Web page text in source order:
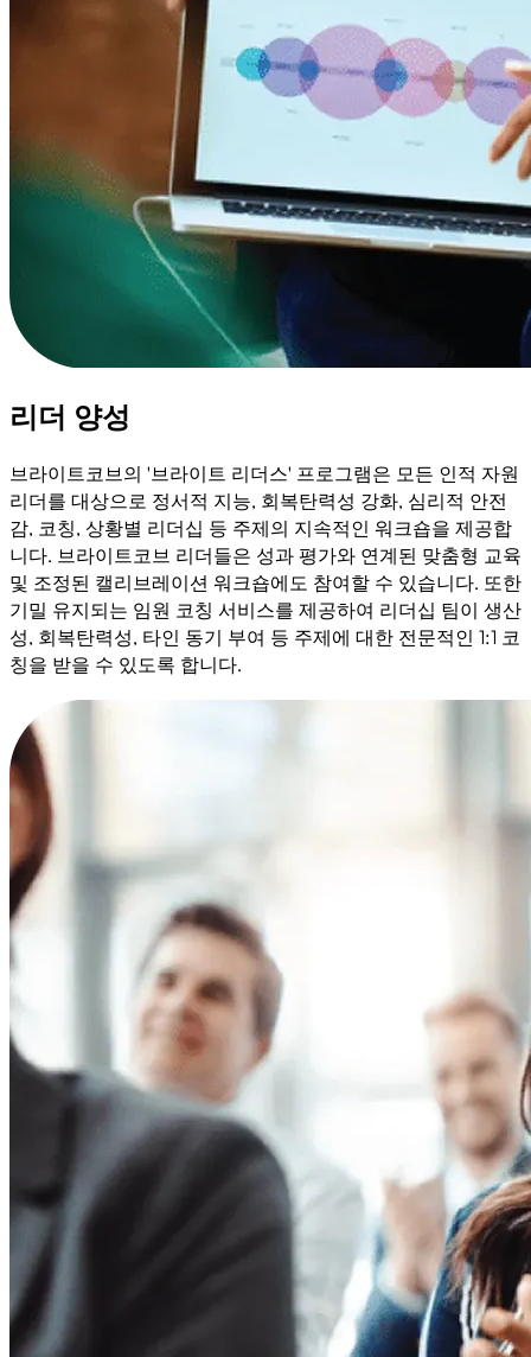
리더 양성
브라이트코브의 '브라이트 리더스' 프로그램은 모든 인적 자원
리더를 대상으로 정서적 지능, 회복탄력성 강화, 심리적 안전
감, 코칭, 상황별 리더십 등 주제의 지속적인 워크숍을 제공합
니다. 브라이트코브 리더들은 성과 평가와 연계된 맞춤형 교육
및 조정된 캘리브레이션 워크숍에도 참여할 수 있습니다. 또한
기밀 유지되는 임원 코칭 서비스를 제공하여 리더십 팀이 생산
성, 회복탄력성, 타인 동기 부여 등 주제에 대한 전문적인 1:1 코
칭을 받을 수 있도록 합니다.